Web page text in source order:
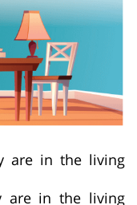
are in the living
are in the living